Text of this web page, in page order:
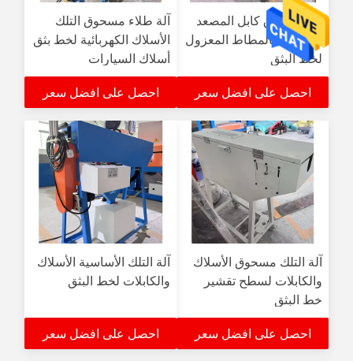
آلة مسحوق كابل المصعد
المعزول بالمطاط المعزول
لخط البثق
احصل على افضل سعر
آلة طلاء مسحوق التلك
الأسلاك الكهربائية لخط بثق
أسلاك السيارات
احصل على افضل سعر
آلة التلك مسحوق الأسلاك
والكابلات لسطح تقشير
خط البثق
احصل على افضل سعر
آلة التلك الأساسية الأسلاك
والكابلات لخط البثق
احصل على افضل سعر